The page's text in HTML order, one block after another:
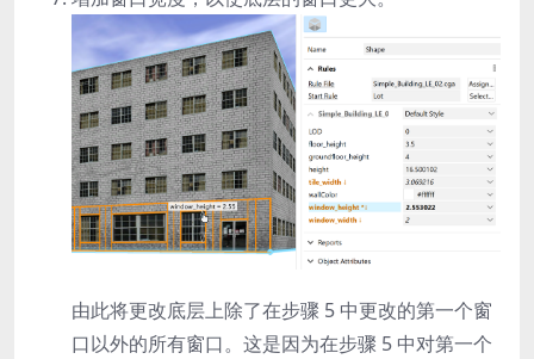
由此将更改底层上除了在步骤 5 中更改的第一个窗
口以外的所有窗口。这是因为在步骤 5 中对第一个